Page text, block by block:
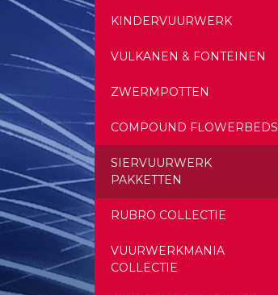
KINDERVUURWERK
VULKANEN & FONTEINEN
ZWERMPOTTEN
COMPOUND FLOWERBEDS
SIERVUURWERK
PAKKETTEN
RUBRO COLLECTIE
VUURWERKMANIA
COLLECTIE